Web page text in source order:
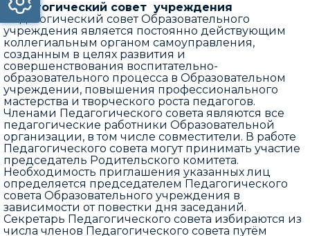
Педагогический совет учреждения
Педагогический совет Образовательного
учреждения является постоянно действующим
коллегиальным органом самоуправления,
созданным в целях развития и
совершенствования воспитательно-
образовательного процесса в Образовательном
учреждении, повышения профессионального
мастерства и творческого роста педагогов.
Членами Педагогического совета являются все
педагогические работники Образовательной
организации, в том числе совместители. В работе
Педагогического совета могут принимать участие
председатель Родительского комитета.
Необходимость приглашения указанных лиц
определяется председателем Педагогического
совета Образовательного учреждения в
зависимости от повестки дня заседаний.
Секретарь Педагогического совета избираются из
числа членов Педагогического совета путём